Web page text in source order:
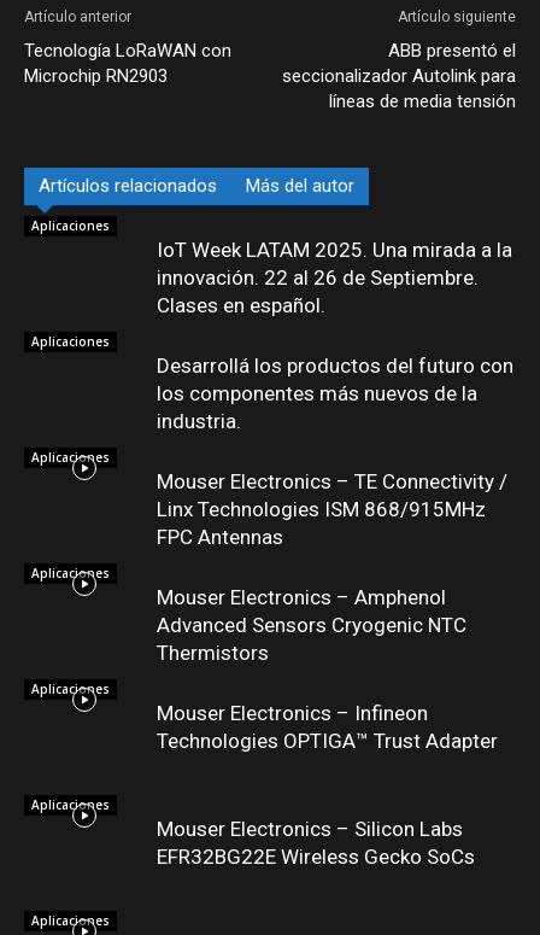
Artículo anterior
Tecnología LoRaWAN con
Microchip RN2903
Artículo siguiente
ABB presentó el
seccionalizador Autolink para
líneas de media tensión
Artículos relacionados Más del autor
Aplicaciones
IoT Week LATAM 2025. Una mirada a la
innovación. 22 al 26 de Septiembre.
Clases en español.
Aplicaciones
Desarrollá los productos del futuro con
los componentes más nuevos de la
industria.
Aplicaciones
Mouser Electronics – TE Connectivity /
Linx Technologies ISM 868/915MHz
FPC Antennas
Aplicaciones
Mouser Electronics – Amphenol
Advanced Sensors Cryogenic NTC
Thermistors
Aplicaciones
Mouser Electronics – Infineon
Technologies OPTIGA™ Trust Adapter
Aplicaciones
Mouser Electronics – Silicon Labs
EFR32BG22E Wireless Gecko SoCs
Aplicaciones